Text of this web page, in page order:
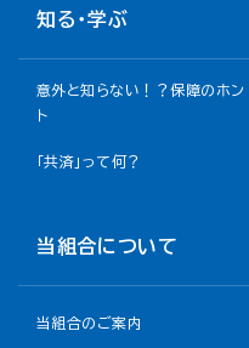
知る・学ぶ
意外と知らない！？保障のホン
ト
「共済」って何？
当組合について
当組合のご案内